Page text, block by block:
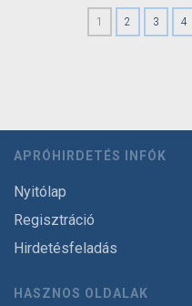
1 2 3 4
APRÓHIRDETÉS INFÓK
Nyitólap
Regisztráció
Hirdetésfeladás
HASZNOS OLDALAK